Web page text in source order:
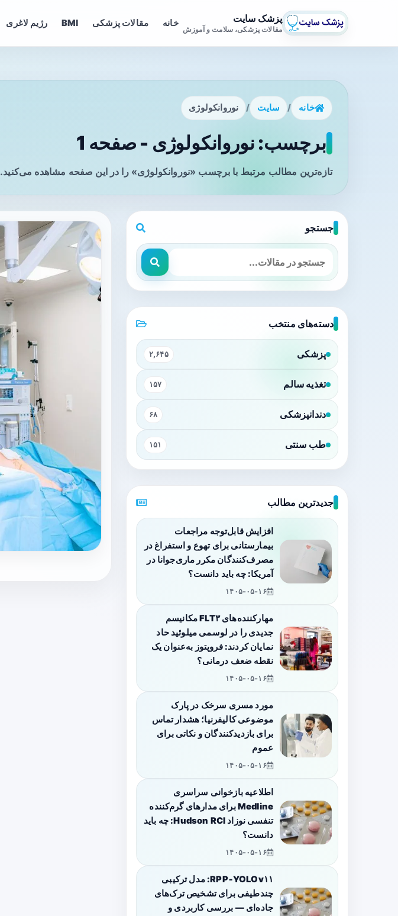
پزشک سایت
مقالات پزشکی، سلامت و آموزش
خانه مقالات پزشکی BMI رژیم لاغری
خانه / سایت / نوروانکولوژی
برچسب: نوروانکولوژی - صفحه 1
تازه‌ترین مطالب مرتبط با برچسب «نوروانکولوژی» را در این صفحه مشاهده می‌کنید.
جستجو
دسته‌های منتخب
پزشکی ۲,۶۴۵
تغذیه سالم ۱۵۷
دندانپزشکی ۶۸
طب سنتی ۱۵۱
جدیدترین مطالب
افزایش قابل‌توجه مراجعات
بیمارستانی برای تهوع و استفراغ در
مصرف‌کنندگان مکرر ماری‌جوانا در
آمریکا: چه باید دانست؟
۱۴۰۵-۰۵-۱۶
مهارکننده‌های FLT۳ مکانیسم
جدیدی را در لوسمی میلوئید حاد
نمایان کردند: فروپتوز به‌عنوان یک
نقطه ضعف درمانی؟
۱۴۰۵-۰۵-۱۶
مورد مسری سرخک در پارک
موضوعی کالیفرنیا؛ هشدار تماس
برای بازدیدکنندگان و نکاتی برای
عموم
۱۴۰۵-۰۵-۱۶
اطلاعیه بازخوانی سراسری
Medline برای مدارهای گرم‌کننده
تنفسی نوزاد Hudson RCI: چه باید
دانست؟
۱۴۰۵-۰۵-۱۶
RPP‑YOLOv۱۱: مدل ترکیبی
چندطیفی برای تشخیص ترک‌های
جاده‌ای — بررسی کاربردی و